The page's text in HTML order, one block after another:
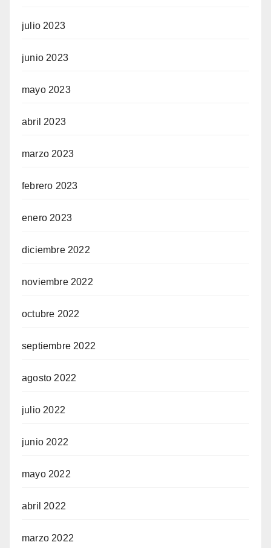
julio 2023
junio 2023
mayo 2023
abril 2023
marzo 2023
febrero 2023
enero 2023
diciembre 2022
noviembre 2022
octubre 2022
septiembre 2022
agosto 2022
julio 2022
junio 2022
mayo 2022
abril 2022
marzo 2022